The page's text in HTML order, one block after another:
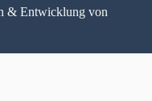
& Entwicklung von